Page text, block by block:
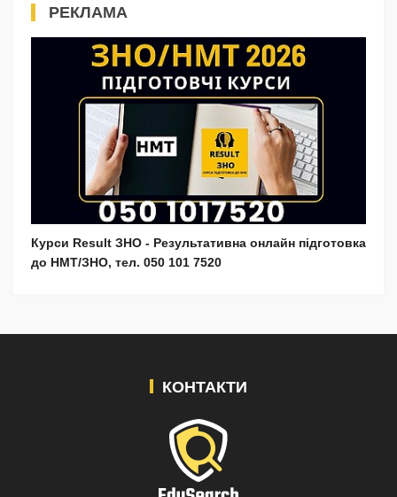
РЕКЛАМА
Курси Result ЗНО - Результативна онлайн підготовка
до НМТ/ЗНО, тел. 050 101 7520
КОНТАКТИ